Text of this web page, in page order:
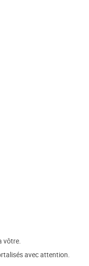
vôtre.
avec attention.